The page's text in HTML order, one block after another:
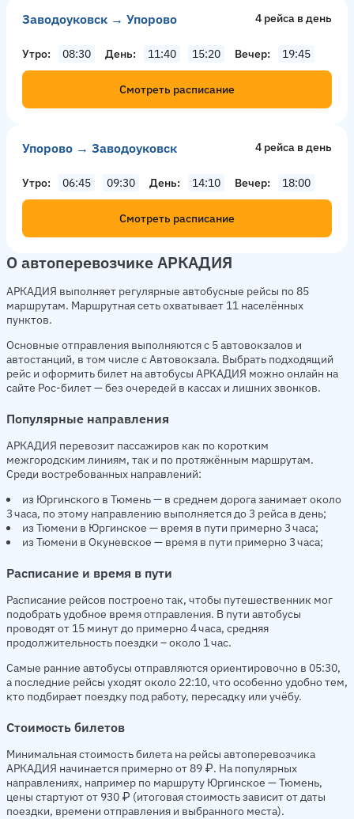
Заводоуковск → Упорово 4 рейсa в день
Утро 08:30 День 11:40 15:20 Вечер 19:45
Смотреть расписание
Упорово → Заводоуковск 4 рейсa в день
Утро 06:45 09:30 День 14:10 Вечер 18:00
Смотреть расписание
О автоперевозчике АРКАДИЯ
АРКАДИЯ выполняет регулярные автобусные рейсы по 85
маршрутам. Маршрутная сеть охватывает 11 населённых
пунктов.
Основные отправления выполняются с 5 автовокзалов и
автостанций, в том числе с Автовокзала. Выбрать подходящий
рейс и оформить билет на автобусы АРКАДИЯ можно онлайн на
сайте Рос-билет — без очередей в кассах и лишних звонков.
Популярные направления
АРКАДИЯ перевозит пассажиров как по коротким
межгородским линиям, так и по протяжённым маршрутам.
Среди востребованных направлений:
из Юргинского в Тюмень — в среднем дорога занимает около
3 часа, по этому направлению выполняется до 3 рейса в день;
из Тюмени в Юргинское — время в пути примерно 3 часа;
из Тюмени в Окуневское — время в пути примерно 3 часа;
Расписание и время в пути
Расписание рейсов построено так, чтобы путешественник мог
подобрать удобное время отправления. В пути автобусы
проводят от 15 минут до примерно 4 часа, средняя
продолжительность поездки – около 1 час.
Самые ранние автобусы отправляются ориентировочно в 05:30,
а последние рейсы уходят около 22:10, что особенно удобно тем,
кто подбирает поездку под работу, пересадку или учёбу.
Стоимость билетов
Минимальная стоимость билета на рейсы автоперевозчика
АРКАДИЯ начинается примерно от 89 ₽. На популярных
направлениях, например по маршруту Юргинское — Тюмень,
цены стартуют от 930 ₽ (итоговая стоимость зависит от даты
поездки, времени отправления и выбранного места).